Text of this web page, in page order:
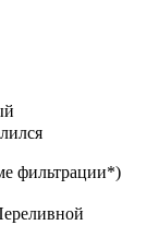
фильтрации*)